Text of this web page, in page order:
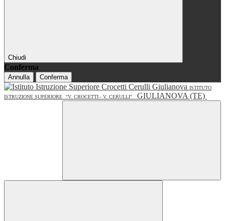
Chiudi
Conferma
Annulla Conferma
ISTITUTO
ISTRUZIONE SUPERIORE
"V. CROCETTI - V. CERULLI" GIULIANOVA (TE)